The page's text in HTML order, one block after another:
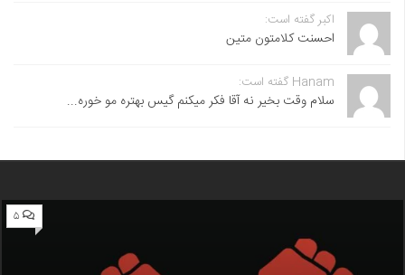
اکبر گفته است:
احسنت ‌کلامتون متین
Hanam گفته است:
سلام وقت بخیر نه آقا فکر میکنم گیس بهتره مو خوره...
۵